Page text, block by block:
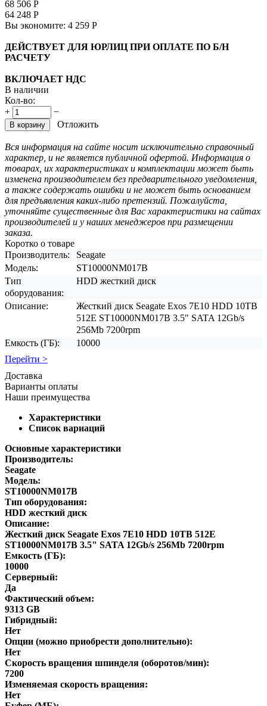
68 506 Р
64 248 Р
Вы экономите: 4 259 Р
ДЕЙСТВУЕТ ДЛЯ ЮРЛИЦ ПРИ ОПЛАТЕ ПО Б/Н
РАСЧЕТУ
ВКЛЮЧАЕТ НДС
В наличии
Кол-во:
+
−
В корзину Отложить
Вся информация на сайте носит исключительно справочный
характер, и не является публичной офертой. Информация о
товарах, их характеристиках и комплектации может быть
изменена производителем без предварительного уведомления,
а также содержать ошибки и не может быть основанием
для предъявления каких-либо претензий. Пожалуйста,
уточняйте существенные для Вас характеристики на сайтах
производителей и у наших менеджеров при размещении
заказа.
Коротко о товаре
Производитель:
Seagate
Модель:
ST10000NM017B
Тип
оборудования:
HDD жесткий диск
Описание:
Жесткий диск Seagate Exos 7E10 HDD 10TB
512E ST10000NM017B 3.5" SATA 12Gb/s
256Mb 7200rpm
Емкость (ГБ):
10000
Перейти >
Доставка
Варианты оплаты
Наши преимущества
Характеристики
Список вариаций
Основные характеристики
Производитель:
Seagate
Модель:
ST10000NM017B
Тип оборудования:
HDD жесткий диск
Описание:
Жесткий диск Seagate Exos 7E10 HDD 10TB 512E
ST10000NM017B 3.5" SATA 12Gb/s 256Mb 7200rpm
Емкость (ГБ):
10000
Серверный:
Да
Фактический объем:
9313 GB
Гибридный:
Нет
Опции (можно приобрести дополнительно):
Нет
Скорость вращения шпинделя (оборотов/мин):
7200
Изменяемая скорость вращения:
Нет